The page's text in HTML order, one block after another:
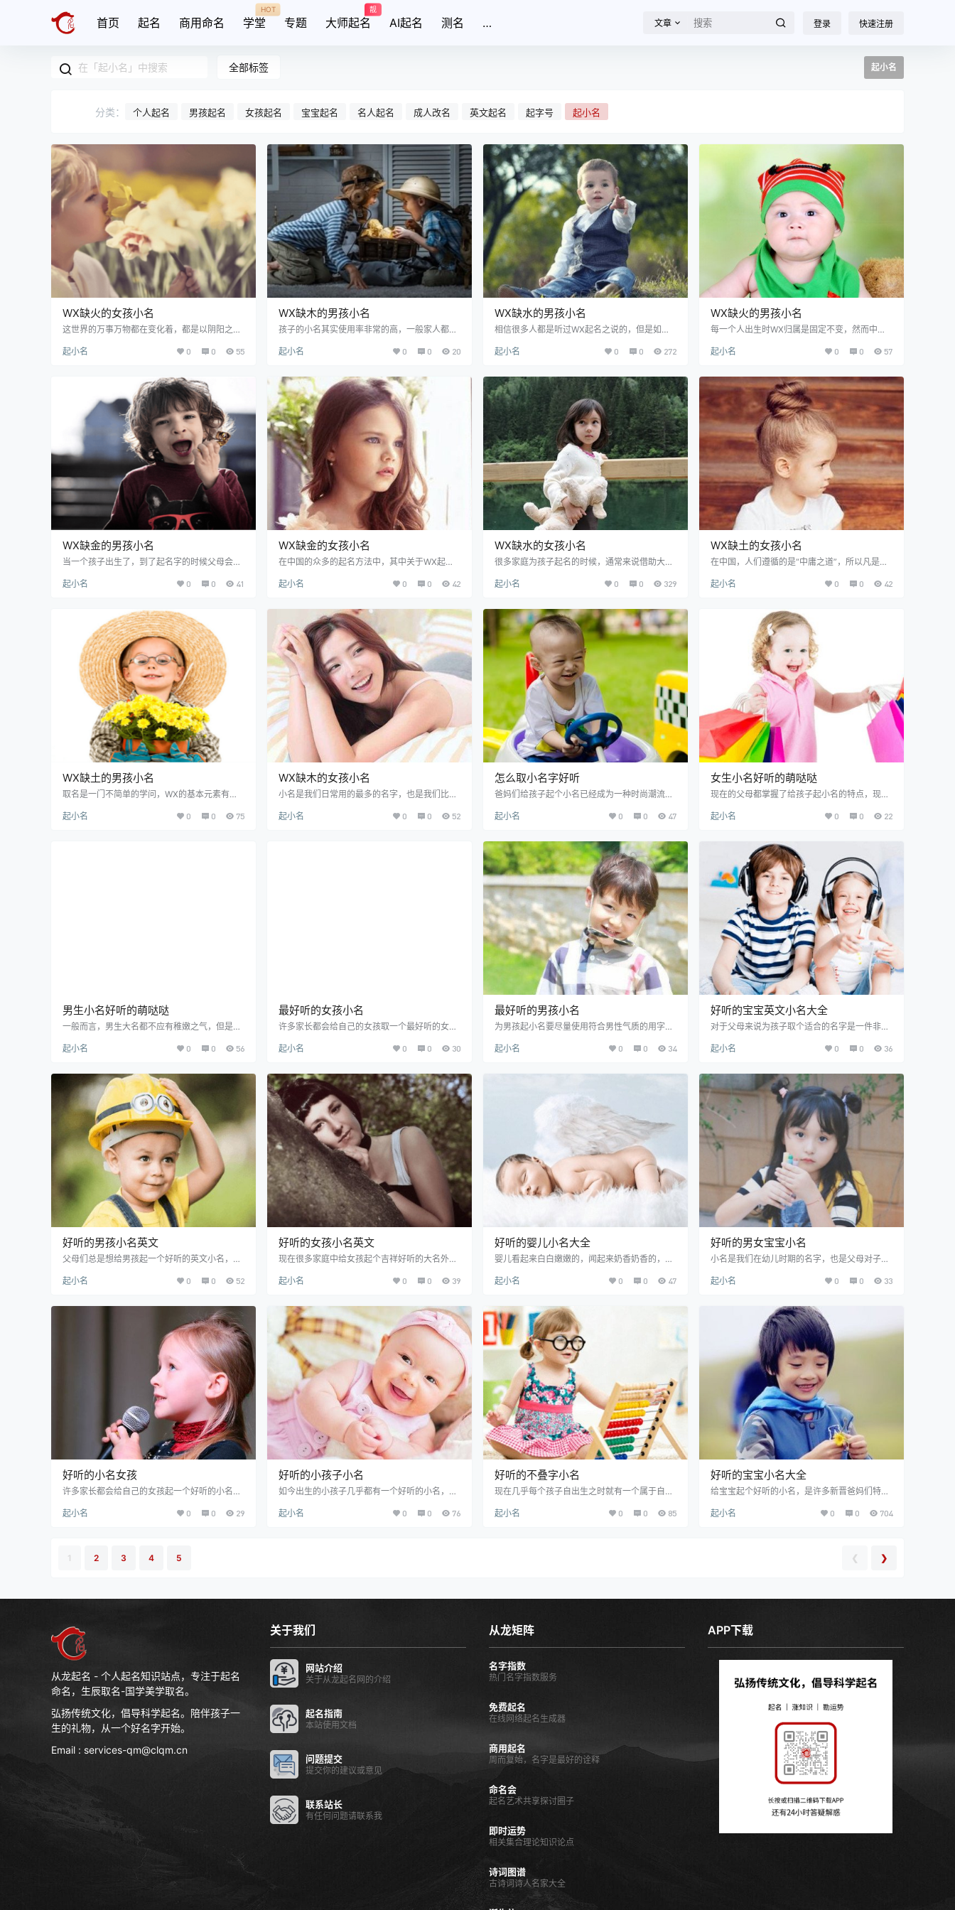
首页 起名 商用命名 学堂
HOT
专题 大师起名
靓
AI起名 测名 … 文章 登录 快速注册
全部标签 起小名
分类： 个人起名 男孩起名 女孩起名 宝宝起名 名人起名 成人改名 英文起名 起字号 起小名
WX缺火的女孩小名
这世界的万事万物都在变化着，都是以阴阳之间
WX，WX之间既是相生也是相克的，彼此之间相
X中代表着活泼、热情、开朗，那么如果孩子的
WX中缺少着火元素，那么代表着此孩子会比较
的文静，没有活力，为了平和WX，我们必须采
取一些方法来补足WX。那WX缺火的女孩要如何
起一个小名呢？那么今天就由为各位家长朋友们
带来关于WX缺火的…
起小名 0 0 55
WX缺木的男孩小名
孩子的小名其实使用率非常的高，一般家人都会
增加亲密度。那么在人口众多的中国，如何起一
母，根据孩子的WX，会想要起一个平衡WX的小
名，那么WX中有所缺失的，就要补平衡，接下
来小编就来说说WX缺木的男孩小名起名方法及
WX属木的男孩小名。 WX缺木的男孩小名 １、
巧用植物名来给男孩起小名。植物一般都是有木
属性，所以用来给…
起小名 0 0 20
WX缺水的男孩小名
相信很多人都是听过WX起名之说的，但是如果
什么，WX就是“金木水火土”，金代表收敛、木
和。而在一个人的YS中遇到WX缺失是常见的事
情，那么如果男孩WX缺水，可以找一个WX缺水
的男孩小名在名字中补水，以下我们就来看看W
X属水的男孩小名。 WX缺水的男孩小名 1、用带
水字旁的字来起小名。水补水，用相同的属相来
补最好，W…
起小名 0 0 272
WX缺火的男孩小名
每一个人出生时WX归属是固定不变，然而中国
的，就需要通过后天的补救，而大部分的父母会
素，那么孩子就会没有那么的热情活泼，那么可
以选择用代表激情、热情的火元素的小名来补
足，那么如果WX缺火的男孩小名怎么起呢？以
下小编就来为大家介绍WX属火的男孩小名。 W
X缺火的男孩小名方法 1、用WX属火的字。既然
WX有所缺失，那么…
起小名 0 0 57
WX缺金的男孩小名
当一个孩子出生了，到了起名字的时候父母会先
的起名方法中包括了WX起名，WX分为“金木水
要通过WX补足来起名，其实小名也是如此，以
下小编就带来WX缺金的男孩小名。请看以下的
WX属金的男孩小名。 WX缺金的男孩小名 1、用
WX属土的字起小名。WX是相生相克的，而且土
可以生金…
起小名 0 0 41
WX缺金的女孩小名
在中国的众多的起名方法中，其中关于WX起名
法来给孩子起好名字的方式，而WX起名中分为
何一种元素就是不行，所以因此WX起名也得到
广泛的追崇，如果想要WX缺金的女孩小名，就
一起来看看WX属金的女孩小名吧。 WX缺金的
女孩小名技巧 1、根据部首查找WX。在WX属金
的字中，对于不识WX属性的家长们有所困难，
而这时家长们可…
起小名 0 0 42
WX缺水的女孩小名
很多家庭为孩子起名的时候，通常来说借助大名
小名的。一直以来都是极为常见的现象。那么还
们要了解WX，知道WX的原理，就拿WX缺水来
说，如果水恰好是忌神，那就不能补了。但是如
果缺少水元素，那么就需要给孩子起一个带有水
元素的名字，以下就来分享了WX属水的女孩小
名。 WX缺水的女孩小名方法 1、用带水字旁的
字来起小名。俗…
起小名 0 0 329
WX缺土的女孩小名
在中国，人们遵循的是“中庸之道”，所以凡是讲
是有人WX有缺，如果孩子在WX上有所缺失，那
么补什么的道理来起小名。比如WX缺土的女
孩，家长就会想取一个WX缺土的女孩小名，以
下小编就来分享WX属土的女孩小名。 WX缺土
的女孩小名技巧 1、利用WX属火的字起小名。火
元素是与土元素…
起小名 0 0 42
WX缺土的男孩小名
取名是一门不简单的学问，WX的基本元素有
自己的小孩起名的时候，会考虑自己孩子的W
起小名 0 0 75
WX缺木的女孩小名
小名是我们日常用的最多的名字，也是我们比较
要起一个好听的名字，也需要讲究WXBZ之说，
起小名 0 0 52
怎么取小名字好听
爸妈们给孩子起个小名已经成为一种时尚潮流，
么各位准爸妈们知道怎么取小名字好听吗？小名
而给孩子起个小名绝对是很多爸妈需面对的一大
重要议题，下面就一起来看看提供的取个好听的
小名大全吧！ 怎么取小名字好听方法大全 1、期
望式取个好听的小名。通过给孩子起小名，寄托
父母对下一代的期望和祝愿。宝妈可以把对宝宝
的一些期望融入进小…
起小名 0 0 47
女生小名好听的萌哒哒
现在的父母都掌握了给孩子起小名的特点，现在
萌不萌，可爱不可爱，想要取出一个既萌萌哒，
点且好听的女孩名字小名，下面就一起来借鉴下
提供的女生小名好听的萌哒哒吧！ 女生小名好听
的萌哒哒推荐 小松鼠：松鼠是一种非常有灵性的
小动物，给人驯良、乖巧、机灵之感，父母用小
松鼠做女孩小名时，表达了希望女孩长大后聪明
伶俐，乖巧懂事。 …
起小名 0 0 22
男生小名好听的萌哒哒
一般而言，男生大名都不应有稚嫩之气，但是男
怜爱。而且现代人形容男生经常用“萌萌哒”这个
萌哒小名有哪些呢？下面一起来借鉴提供的男生
小名好听的萌哒哒吧！ 男生小名好听的萌哒哒推
荐 罗密欧：罗密欧是译自英文名字Romeo，是
莎士比亚悲剧《罗密欧与朱丽叶》里面的男主
角，浪漫而又深情，用于小名比较洋气好听，也
引申为一种浪漫、…
起小名 0 0 56
最好听的女孩小名
许多家长都会给自己的女孩取一个最好听的女孩
爸爸妈妈的贴心小棉袄，而一个好听的女孩小名
苦于不知道如何给自己的女孩好听的小名，下面
一起来看看提供的最好听的女孩小名吧！ 最好听
的女孩小名精选推荐 疏影：此名字非常有诗意，
给人一种充满意境、充满诗意的感觉，寓意着奇
光异彩、温婉动人的感觉。 钰莹：运用此诗句起
名，给人一种非常…
起小名 0 0 30
最好听的男孩小名
为男孩起小名要尽量使用符合男性气质的用字，
孩小名，那么就来看看下面由提供的最好听的男
天：这个名字经常也会用在大名里，其实也可用
为“彬彬有礼”，这个小名表示希望他能拥有才
华、不管做什么都会一切刚刚好，做一个有风度
的男孩，读起来比较…
起小名 0 0 34
好听的宝宝英文小名大全
对于父母来说为孩子取个适合的名字是一件非常
要给宝宝取一个好听的英文小名，取好听的宝宝
好、有歧义的单词就可以！下面一起来看看提供
的好听的宝宝英文小名大全吧！ 好听的宝宝英文
小名大全推荐 ADRIAN：（拉丁文）黑色的意
思。人们将ADRIAN描绘为迷人、阴柔的男子、
敏感、体贴、可爱、富有。 ALEX：为ALEXAN
DER…
起小名 0 0 36
好听的男孩小名英文
父母们总是想给男孩起一个好听的英文小名，但
了解，在起名字的时候，会举足无措，那么面对
有必要的，并且一个好听的英文小名，不仅让他
人听起来悦耳，也让孩子自己也喜欢该英文小
名。下面小编就来为男孩分享好听的男孩小名英
文推荐和男宝好听的英文小名精选及好听的男孩
小名英文流行30强吧！ 好听的男孩小名英文推
起小名 0 0 52
好听的女孩小名英文
现在很多家庭中给女孩起个吉祥好听的大名外，
了一个很常见的事情了，但是有些家长们也有疑
随便就几个字母拼起来就行的，想给女宝好听的
英文小名，下面一起来参考小编介绍的好听的女
孩小名英文一文吧！ 好听的女孩小名英文推荐
【Sarah萨拉】希伯来语里“公主”的意思。给宝
宝起名为Sarah这个名字让人联想到矮小，美
丽，卷发的女…
起小名 0 0 39
好听的婴儿小名大全
婴儿看起来白白嫩嫩的，闻起来奶香奶香的，大
简直就是一个天使一般的存在。父母一般都会给
大的美好期盼。下面一起来看看提供的好听的婴
儿小名大全吧！ 好听的婴儿小名大全推荐 小叶
子：适合婴儿起名用，而且叶子给人一种清新脱
俗的感觉，好听有个性。 小柠檬：柠檬给人一种
清新、清爽的感觉，而用于孩子的小名，也是希
望孩子健康、活泼。…
起小名 0 0 47
好听的男女宝宝小名
小名是我们在幼儿时期的名字，也是父母对子女
小名一定要符合大众的喜爱，好听的男女宝宝小
们都喜欢给孩子用上，那么你会喜欢什么样的小
名呢？很多父母在给男女宝宝起小名的时候会在
网上去参考下别人家的男女宝宝是如何起的好听
的小名的。下面一起来看看提供的简单好听的男
女宝宝小名大全吧！ 好听的男女宝宝小名精选
[安吉]：吉字是一个…
起小名 0 0 33
好听的小名女孩
许多家长都会给自己的女孩起一个好听的小名，
贴心小棉袄，而一个好听的女孩小名才能匹配女
家准备了好听的小名女孩一文，可以用来借鉴
起小名 0 0 29
好听的小孩子小名
如今出生的小孩子几乎都有一个好听的小名，而
颇具个性的小名更能吸引他们。为了帮助家长为
起小名 0 0 76
好听的不叠字小名
现在几乎每个孩子自出生之时就有一个属于自己
名好听好记。但是也有一些父母考虑到叠字小名
起小名 0 0 85
好听的宝宝小名大全
给宝宝起个好听的小名，是许多新晋爸妈们特别
的宝宝几乎都有一个好听的小名，为了帮助新晋
(星儿) (三月) (锐锐) (虎儿) (洛洛) (小孑) (雷雷)
起小名 0 0 704
1 2 3 4 5 ❮ ❯
从龙起名 - 个人起名知识站点，专注于起名
命名，生辰取名-国学美学取名。
弘扬传统文化，倡导科学起名。陪伴孩子一
生的礼物，从一个好名字开始。
Email : services-qm@clqm.cn
关于我们
网站介绍
关于从龙起名网的介绍
起名指南
本站使用文档
问题提交
提交你的建议或意见
联系站长
有任何问题请联系我
从龙矩阵
名字指数
热门名字指数服务
免费起名
在线网络起名生成器
商用起名
周而复始，名字是最好的诠释
命名会
起名艺术共享探讨圈子
即时运势
相关集合理论知识论点
诗词图谱
古诗词诗人名家大全
APP下载